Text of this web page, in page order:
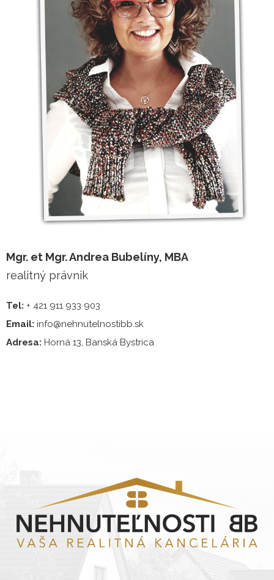
Mgr. et Mgr. Andrea Bubelíny, MBA
realitný právnik
Tel: + 421 911 933 903
Email: info@nehnutelnostibb.sk
Adresa: Horná 13, Banská Bystrica